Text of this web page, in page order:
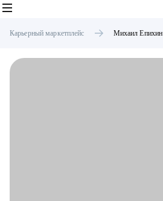
Карьерный маркетплейс Михаил Епихин